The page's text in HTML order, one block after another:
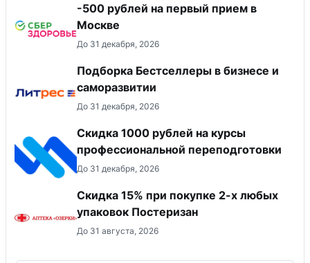
-500 рублей на первый прием в
Москве
До 31 декабря, 2026
Подборка Бестселлеры в бизнесе и
саморазвитии
До 31 декабря, 2026
Скидка 1000 рублей на курсы
профессиональной переподготовки
До 31 декабря, 2026
Скидка 15% при покупке 2-х любых
упаковок Постеризан
До 31 августа, 2026